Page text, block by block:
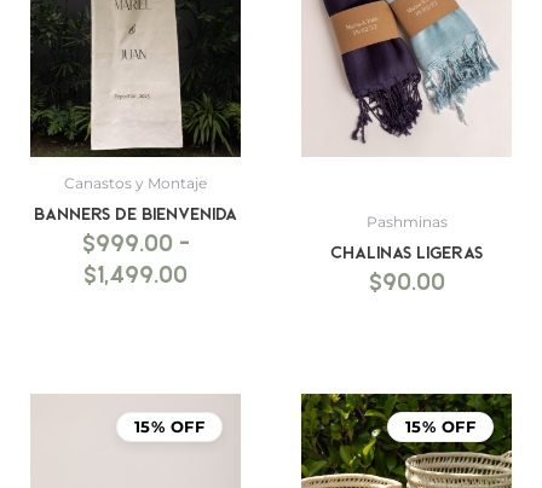
Canastos y Montaje
BANNERS DE BIENVENIDA
$999.00 -
$1,499.00
$999.00
hasta
$1,499.00
Pashminas
Chalinas ligeras
$90.00
15% OFF 15% OFF